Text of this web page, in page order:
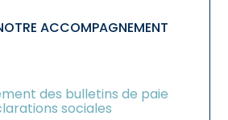
ACCOMPAGNEMENT
des bulletins de paie
sociales